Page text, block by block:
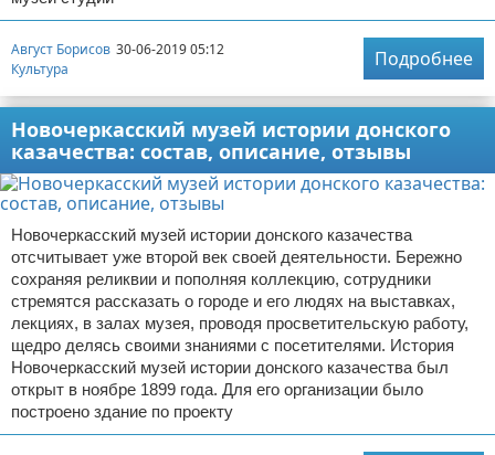
Август Борисов 30-06-2019 05:12
Культура
Подробнее
Новочеркасский музей истории донского
казачества: состав, описание, отзывы
Новочеркасский музей истории донского казачества
отсчитывает уже второй век своей деятельности. Бережно
сохраняя реликвии и пополняя коллекцию, сотрудники
стремятся рассказать о городе и его людях на выставках,
лекциях, в залах музея, проводя просветительскую работу,
щедро делясь своими знаниями с посетителями. История
Новочеркасский музей истории донского казачества был
открыт в ноябре 1899 года. Для его организации было
построено здание по проекту